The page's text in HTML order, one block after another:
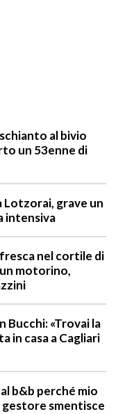
al bivio
un 53enne di
Lotzorai, grave un
intensiva
nel cortile di
motorino,
Bucchi: «Trovai la
in casa a Cagliari
b&b perché mio
smentisce